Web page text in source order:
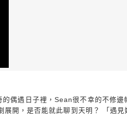
偶遇日子裡，Sean很不幸的不修邊
開，是否能就此聊到天明？ 「遇見